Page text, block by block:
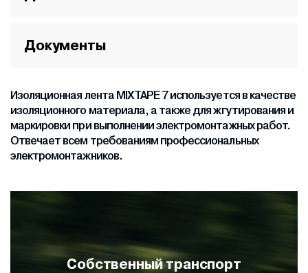
Документы
Изоляционная лента MIXTAPE 7 используется в качестве
изоляционного материала, а также для жгутирования и
маркировки при выполнении электромонтажных работ.
Отвечает всем требованиям профессиональных
электромонтажников.
Собственный транспорт